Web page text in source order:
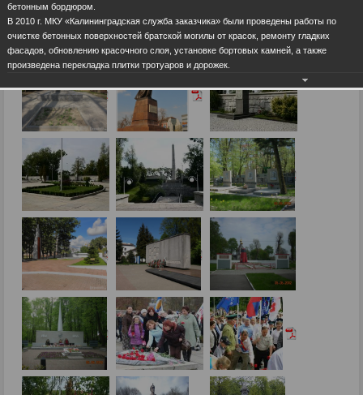
бетонным бордюром.
В 2010 г. МКУ «Калининградская служба заказчика» были проведены работы по
очистке бетонных поверхностей братской могилы от красок, ремонту гладких
фасадов, обновлению красочного слоя, установке бортовых камней, а также
произведена перекладка плитки тротуаров и дорожек.